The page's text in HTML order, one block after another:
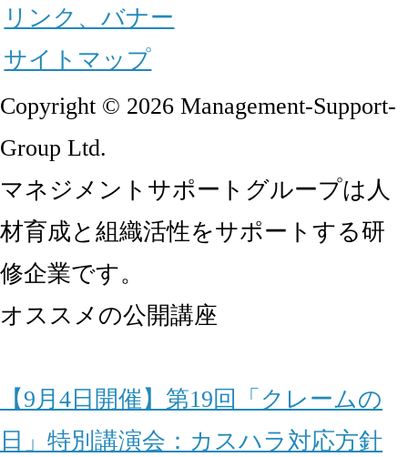
リンク、バナー
サイトマップ
Copyright © 2026 Management-Support-
Group Ltd.
マネジメントサポートグループは人
材育成と組織活性をサポートする研
修企業です。
オススメの公開講座
【9月4日開催】第19回「クレームの
日」特別講演会：カスハラ対応方針